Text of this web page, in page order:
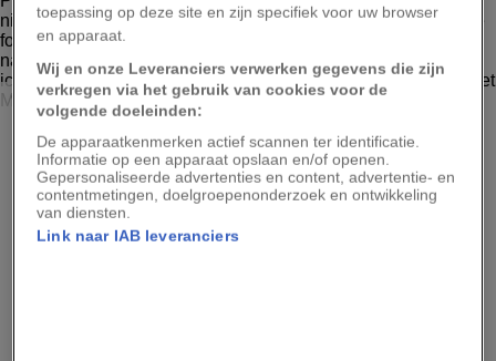
O. LOUIS MAZZATENTA
In het Institute of Vertebrate Paleontology and
Paleoanthropology in Beijing vallen deze vier vrouwen in
het niet bij het 5,70 meter lange en tweehonderd miljoen
jaar oude fossiel van een ichtyosaurus uit zuidelijk China.
Hoewel de naam ‘ichtyosaurus’ Grieks is voor
‘vishagedis’, was de ichtyosaurus geen vis maar een
toepassing op deze site en zijn specifiek voor uw browser
en apparaat.
Wij en onze Leveranciers verwerken gegevens die zijn
verkregen via het gebruik van cookies voor de
volgende doeleinden:
De apparaatkenmerken actief scannen ter identificatie.
Informatie op een apparaat opslaan en/of openen.
Gepersonaliseerde advertenties en content, advertentie- en
contentmetingen, doelgroepenonderzoek en ontwikkeling
van diensten.
Link naar IAB leveranciers